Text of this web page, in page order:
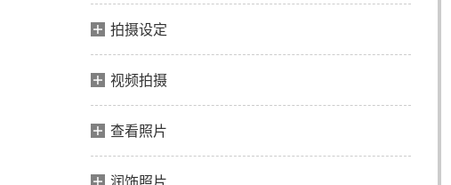
拍摄设定
视频拍摄
查看照片